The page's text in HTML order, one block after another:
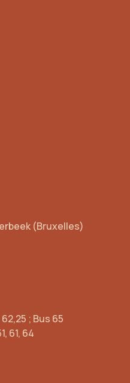
(Bruxelles)
; Bus 65
61, 64